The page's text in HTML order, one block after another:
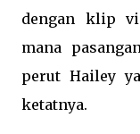
dengan klip
mana
perut Hailey
ketatnya.